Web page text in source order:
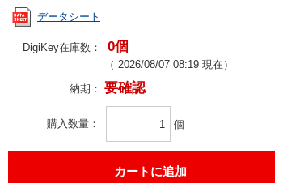
データシート
DigiKey在庫数： 0個
（ 2026/08/07 08:19 現在）
納期： 要確認
購入数量 個